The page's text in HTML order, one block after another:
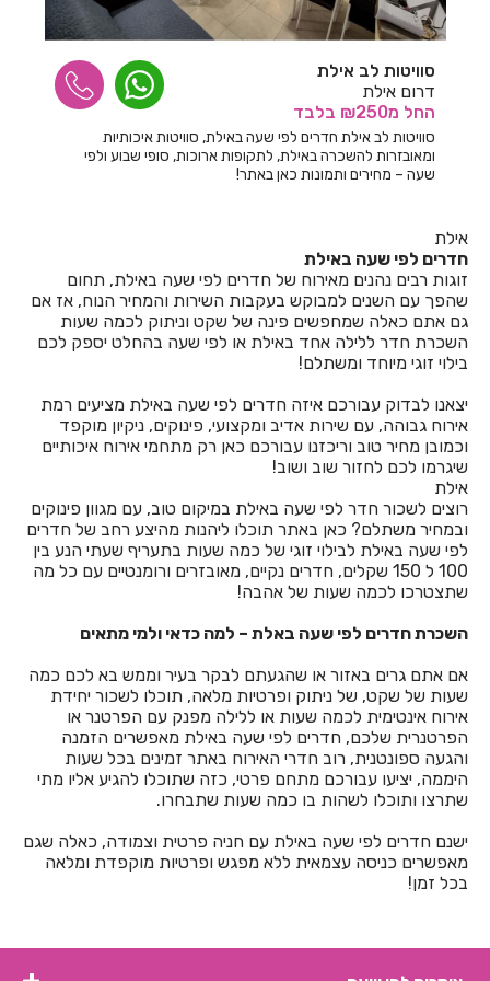
חדרים לפי שעה באחיהוד
חדרים לפי שעה באחיטוב
חדרים לפי שעה באילת
חדרים לפי שעה באלישמע
חדרים לפי שעה באמירים
חדרים לפי שעה באניעם
חדרים לפי שעה באריאל
חדרים לפי שעה באשבול
חדרים לפי שעה באשדוד
חדרים לפי שעה באשקלון
חדרים לפי שעה באשתאול
חדרים לפי שעה בבאר שבע
חדרים לפי שעה בבוסתן הגליל
חדרים לפי שעה בבורגתה
חדרים לפי שעה בבית אלעזרי
חדרים לפי שעה בבית אלפא
חדרים לפי שעה בבית ג'אן
חדרים לפי שעה בבית דגן
חדרים לפי שעה בבית הלל
חדרים לפי שעה בבית חרות
חדרים לפי שעה בבית ינאי
סוויטות לב אילת
דרום אילת
החל מ₪250 בלבד
סוויטות לב אילת חדרים לפי שעה באילת, סוויטות איכותיות
ומאובזרות להשכרה באילת, לתקופות ארוכות, סופי שבוע ולפי
שעה – מחירים ותמונות כאן באתר!
אילת
חדרים לפי שעה באילת
זוגות רבים נהנים מאירוח של חדרים לפי שעה באילת, תחום
שהפך עם השנים למבוקש בעקבות השירות והמחיר הנוח, אז אם
גם אתם כאלה שמחפשים פינה של שקט וניתוק לכמה שעות
השכרת חדר ללילה אחד באילת או לפי שעה בהחלט יספק לכם
בילוי זוגי מיוחד ומשתלם!
יצאנו לבדוק עבורכם איזה חדרים לפי שעה באילת מציעים רמת
אירוח גבוהה, עם שירות אדיב ומקצועי, פינוקים, ניקיון מוקפד
וכמובן מחיר טוב וריכזנו עבורכם כאן רק מתחמי אירוח איכותיים
שיגרמו לכם לחזור שוב ושוב!
אילת
רוצים לשכור חדר לפי שעה באילת במיקום טוב, עם מגוון פינוקים
ובמחיר משתלם? כאן באתר תוכלו ליהנות מהיצע רחב של חדרים
לפי שעה באילת לבילוי זוגי של כמה שעות בתעריף שעתי הנע בין
100 ל 150 שקלים, חדרים נקיים, מאובזרים ורומנטיים עם כל מה
שתצטרכו לכמה שעות של אהבה!
השכרת חדרים לפי שעה באלת – למה כדאי ולמי מתאים
אם אתם גרים באזור או שהגעתם לבקר בעיר וממש בא לכם כמה
שעות של שקט, של ניתוק ופרטיות מלאה, תוכלו לשכור יחידת
אירוח אינטימית לכמה שעות או ללילה מפנק עם הפרטנר או
הפרטנרית שלכם, חדרים לפי שעה באילת מאפשרים הזמנה
והגעה ספונטנית, רוב חדרי האירוח באתר זמינים בכל שעות
היממה, יציעו עבורכם מתחם פרטי, כזה שתוכלו להגיע אליו מתי
שתרצו ותוכלו לשהות בו כמה שעות שתבחרו.
ישנם חדרים לפי שעה באילת עם חניה פרטית וצמודה, כאלה שגם
מאפשרים כניסה עצמאית ללא מפגש ופרטיות מוקפדת ומלאה
בכל זמן!